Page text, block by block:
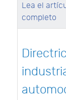
Lea el
completo